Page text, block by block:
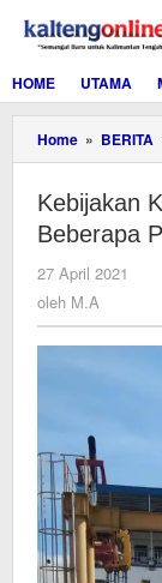
konten
HOME
UTAMA
Home » BERITA
Kebijakan
Beberapa
27 April 2021
oleh M.A